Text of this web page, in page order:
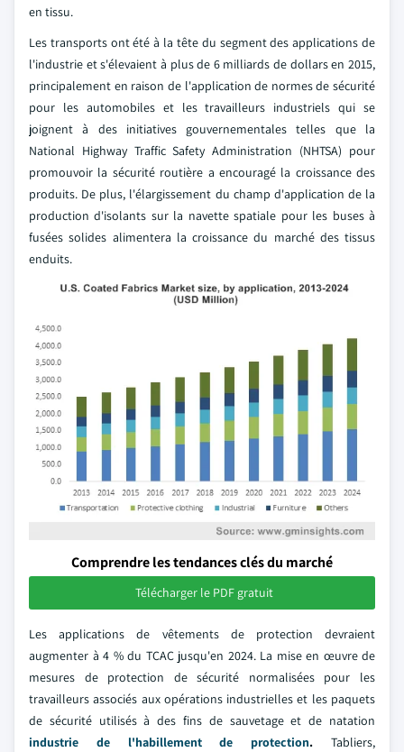
en tissu.
Les transports ont été à la tête du segment des applications de
l'industrie et s'élevaient à plus de 6 milliards de dollars en 2015,
principalement en raison de l'application de normes de sécurité
pour les automobiles et les travailleurs industriels qui se
joignent à des initiatives gouvernementales telles que la
National Highway Traffic Safety Administration (NHTSA) pour
promouvoir la sécurité routière a encouragé la croissance des
produits. De plus, l'élargissement du champ d'application de la
production d'isolants sur la navette spatiale pour les buses à
fusées solides alimentera la croissance du marché des tissus
enduits.
Comprendre les tendances clés du marché
Télécharger le PDF gratuit
Les applications de vêtements de protection devraient
augmenter à 4 % du TCAC jusqu'en 2024. La mise en œuvre de
mesures de protection de sécurité normalisées pour les
travailleurs associés aux opérations industrielles et les paquets
de sécurité utilisés à des fins de sauvetage et de natation
industrie de l'habillement de protection. Tabliers,